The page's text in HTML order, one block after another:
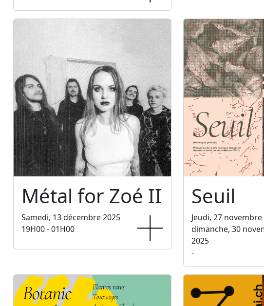
Métal for Zoé II
Samedi, 13 décembre 2025
19H00 - 01H00
Seuil
Jeudi, 27 novembre
dimanche, 30
2025
-